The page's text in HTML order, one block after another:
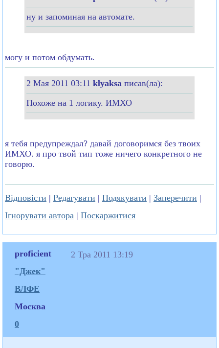
ну и запоминая на автомате.
могу и потом обдумать.
2 Мая 2011 03:11 klyaksa писав(ла):
Похоже на 1 логику. ИМХО
я тебя предупреждал? давай договоримся без твоих
ИМХО. я про твой тип тоже ничего конкретного не
говорю.
Відповісти | Редагувати | Подякувати | Заперечити |
Ігнорувати автора | Поскаржитися
proficient
"Джек"
ВЛФЕ
Москва
0
2 Тра 2011 13:19